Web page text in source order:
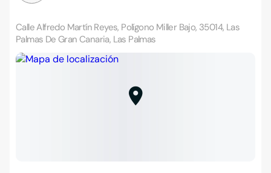
Calle Alfredo Martín Reyes, Polígono Miller Bajo, 35014, Las
Palmas De Gran Canaria, Las Palmas